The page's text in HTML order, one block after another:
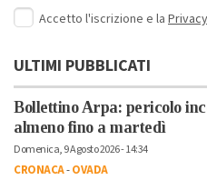
Accetto l'iscrizione e la
ULTIMI PUBBLICATI
Bollettino Arpa: pericolo
almeno fino a martedì
Domenica, 9 Agosto 2026 - 14:34
CRONACA-OVADA